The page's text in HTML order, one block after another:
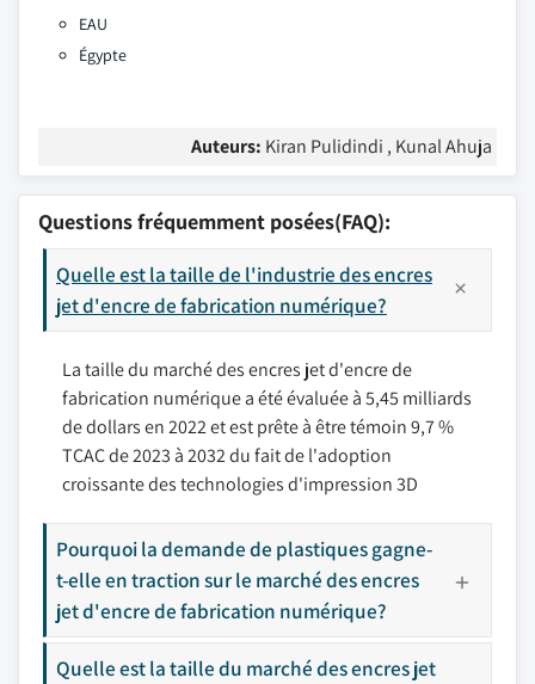
EAU
Égypte
Auteurs: Kiran Pulidindi , Kunal Ahuja
Questions fréquemment posées(FAQ):
Quelle est la taille de l'industrie des encres
jet d'encre de fabrication numérique?
La taille du marché des encres jet d'encre de
fabrication numérique a été évaluée à 5,45 milliards
de dollars en 2022 et est prête à être témoin 9,7 %
TCAC de 2023 à 2032 du fait de l'adoption
croissante des technologies d'impression 3D
Pourquoi la demande de plastiques gagne-
t-elle en traction sur le marché des encres
jet d'encre de fabrication numérique?
Quelle est la taille du marché des encres jet